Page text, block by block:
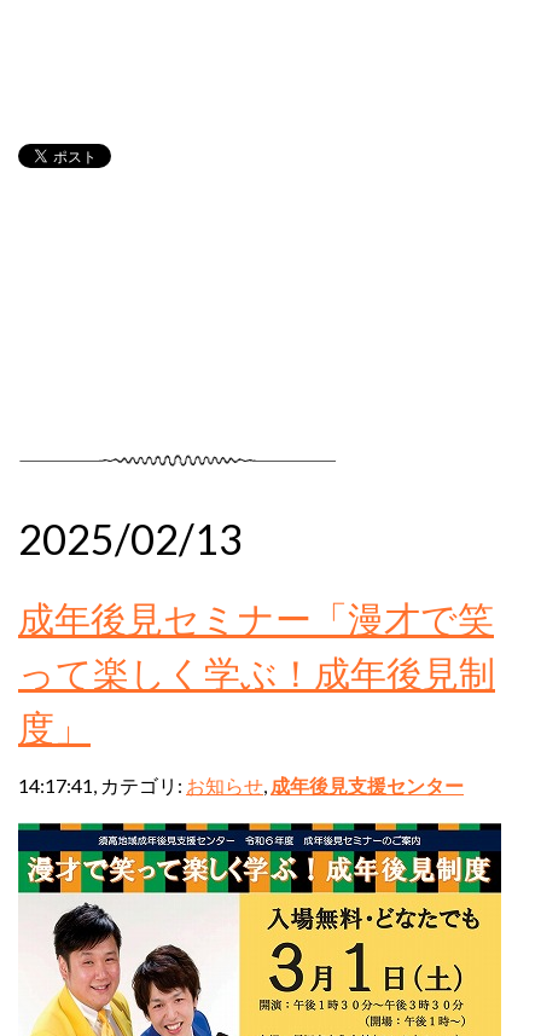
2025/02/13
成年後見セミナー「漫才で笑
って楽しく学ぶ！成年後見制
度」
14:17:41, カテゴリ: お知らせ, 成年後見支援センター